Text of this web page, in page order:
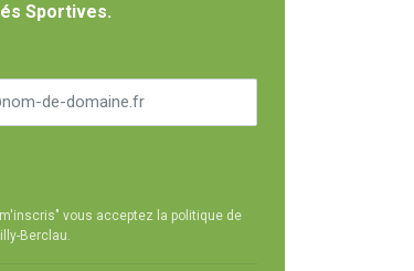
Sportives.
vous acceptez la politique de
Berclau.